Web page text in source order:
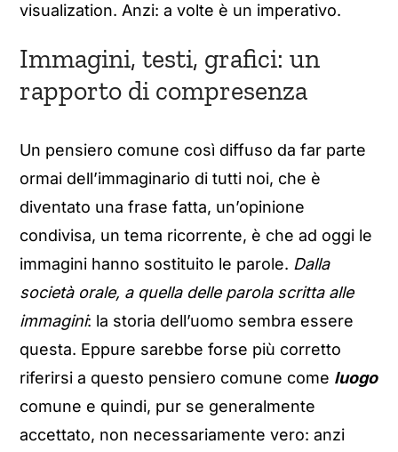
visualization. Anzi: a volte è un imperativo.
Immagini, testi, grafici: un
rapporto di compresenza
Un pensiero comune così diffuso da far parte
ormai dell’immaginario di tutti noi, che è
diventato una frase fatta, un’opinione
condivisa, un tema ricorrente, è che ad oggi le
immagini hanno sostituito le parole. Dalla
società orale, a quella delle parola scritta alle
immagini: la storia dell’uomo sembra essere
questa. Eppure sarebbe forse più corretto
riferirsi a questo pensiero comune come luogo
comune e quindi, pur se generalmente
accettato, non necessariamente vero: anzi